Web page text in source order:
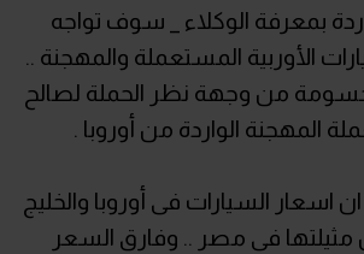
بمعرفة الوكلاء _ سوف تواجه
الأوربية المستعملة والمهجنة ..
من وجهة نظر الحملة لصالح
المهجنة الواردة من أوروبا .
اسعار السيارات فى أوروبا والخليج
فى مصر .. وفارق السعر